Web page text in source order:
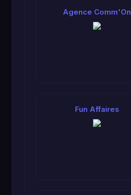
Agence Comm'On
Fun Affaires